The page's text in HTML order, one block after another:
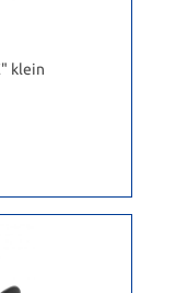
klein